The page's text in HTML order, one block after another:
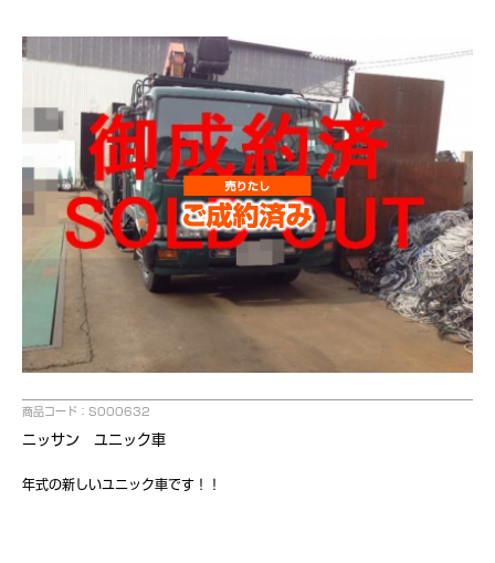
商品コード：S000632
ニッサン ユニック車
年式の新しいユニック車です！！